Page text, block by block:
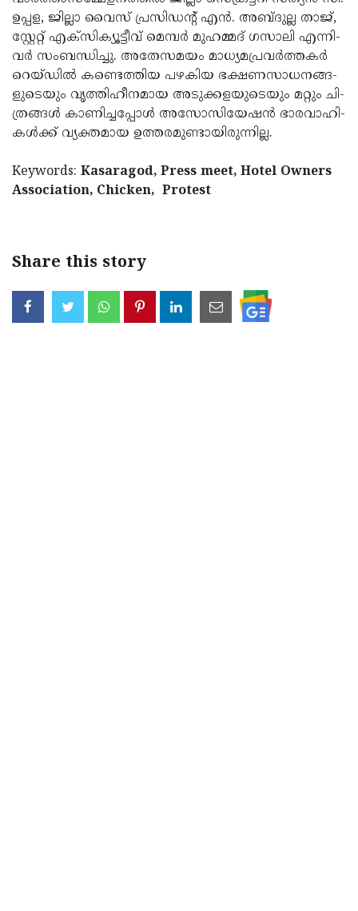
ഉപ്പ­ള, ജില്ലാ വൈ­സ് പ്ര­സിഡന്റ് എന്‍. അ­ബ്ദുല്ല താജ്,
സ്റ്റേ­റ്റ് എ­ക്‌­സി­ക്യൂ­ട്ടീ­വ് മെ­മ്പര്‍ മു­ഹമ്മ­ദ് ഗ­സാ­ലി എ­ന്നി­
വര്‍ സം­ബ­ന്ധിച്ചു. അ­തേ­സമ­യം മാ­ധ്യ­മ­പ്ര­വര്‍­ത്ത­കര്‍
റെ­യ്­ഡില്‍ ക­ണ്ടെത്തി­യ പ­ഴകി­യ ഭ­ക്ഷ­ണ­സാ­ധ­ന­ങ്ങ­
ളു­ടെയും വൃ­ത്തി­ഹീ­നമാ­യ അ­ടു­ക്ക­ള­യു­ടെയും മറ്റും ചി­
ത്ര­ങ്ങള്‍ കാ­ണി­ച്ച­പ്പോള്‍ അ­സോ­സി­യേ­ഷന്‍ ഭാ­ര­വാ­ഹി­
കള്‍­ക്ക് വ്യ­ക്ത­മാ­യ ഉ­ത്ത­ര­മു­ണ്ടാ­യി­രു­ന്നില്ല.
Keywords: Kasaragod, Press meet, Hotel Owners
Association, Chicken, Protest
Share this story